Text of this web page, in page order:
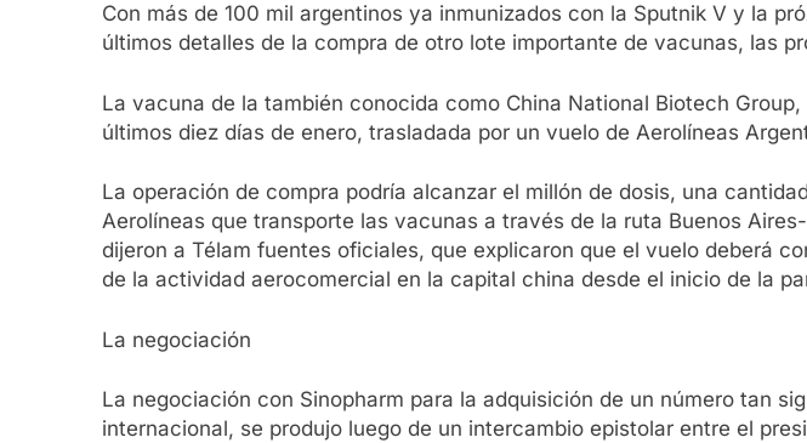
Con más de 100 mil argentinos ya inmunizados con la Sputnik V y la
últimos detalles de la compra de otro lote importante de vacunas, las
La vacuna de la también conocida como China National Biotech
últimos diez días de enero, trasladada por un vuelo de Aerolíneas
La operación de compra podría alcanzar el millón de dosis, una
Aerolíneas que transporte las vacunas a través de la ruta Buenos
dijeron a Télam fuentes oficiales, que explicaron que el vuelo deberá
de la actividad aerocomercial en la capital china desde el inicio de la
La negociación
La negociación con Sinopharm para la adquisición de un número tan
internacional, se produjo luego de un intercambio epistolar entre el